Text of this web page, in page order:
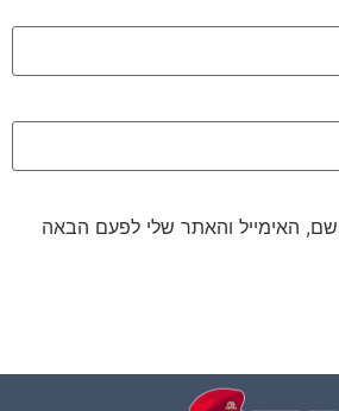
האימייל והאתר שלי לפעם הבאה